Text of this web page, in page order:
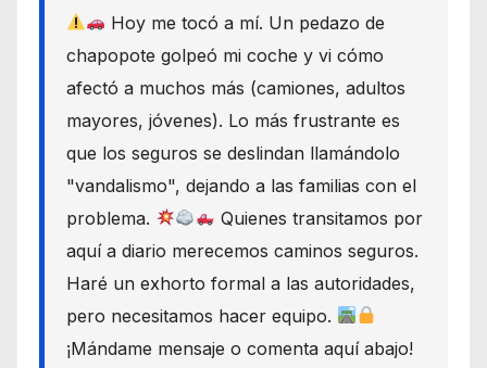
Hoy me tocó a mí. Un pedazo de
chapopote golpeó mi coche y vi cómo
afectó a muchos más (camiones, adultos
mayores, jóvenes). Lo más frustrante es
que los seguros se deslindan llamándolo
"vandalismo", dejando a las familias con el
problema.
Quienes transitamos por
aquí a diario merecemos caminos seguros.
Haré un exhorto formal a las autoridades,
pero necesitamos hacer equipo.
¡Mándame mensaje o comenta aquí abajo!